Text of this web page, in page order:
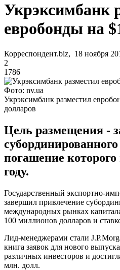
Укрэксимбанк
евробонды на
Корреспондент.biz, 18 ноября
2
1786
Фото: nv.ua
Укрэксимбанк разместил
долларов
Цель размещения -
погашение которого
году.
Государственный экспортно-
завершил привлечение
международных рынках
100 миллионов долларов и
Лид-менеджерами стали
книга заявок для нового
различных инвесторов и
млн. долл.